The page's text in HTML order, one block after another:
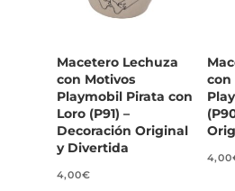
Macetero Lechuza
con Motivos
Playmobil Pirata con
Loro (P91) –
Decoración Original
y Divertida
4,00€
con
4,00